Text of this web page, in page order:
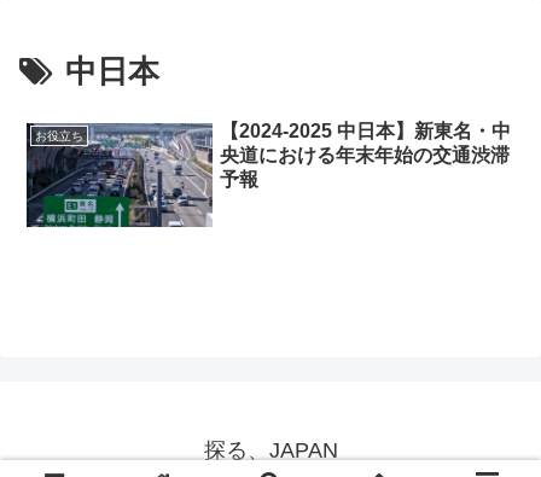
中日本
お役立ち
【2024-2025 中日本】新東名・中
央道における年末年始の交通渋滞
予報
探る、JAPAN